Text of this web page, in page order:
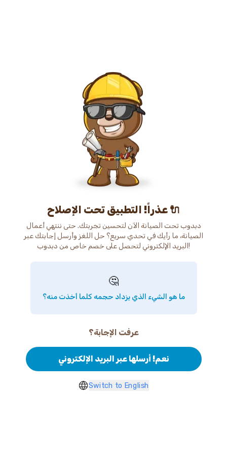
عذراً! التطبيق تحت الإصلاح 🔌
دبدوب تحت الصيانة الآن لتحسين تجربتك. حتى ننتهي أعمال
الصيانة، ما رأيك في تحدي سريع؟ حل اللغز وأرسل إجابتك عبر
البريد الإلكتروني لتحصل على خصم خاص من دبدوب!
🤔
ما هو الشيء الذي يزداد حجمه كلما أخذت منه؟
عرفت الإجابة؟
نعم! أرسلها عبر البريد الإلكتروني
Switch to English